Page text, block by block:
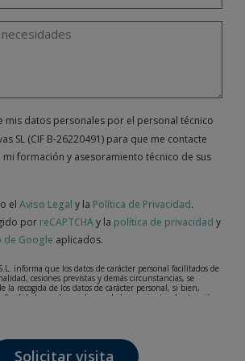
mis datos personales por el personal técnico
SL (CIF B-26220491) para que me contacte
mi formación y asesoramiento técnico de sus
el Aviso Legal y la Política de Privacidad.
por reCAPTCHAy la política de privacidad y
de Google aplicados.
informa que los datos de carácter personal facilitados de
cesiones previstas y demás circunstancias, se
la recogida de los datos de carácter personal, si bien,
finalidad, puede ser alguna de las siguientes, la atención a
mantenimiento de la relación establecida, la
ficheros son absolutamente confidenciales y serán
Solicitar visita